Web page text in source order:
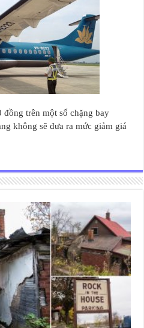
trên một số chặng bay
không sẽ đưa ra mức giảm giá